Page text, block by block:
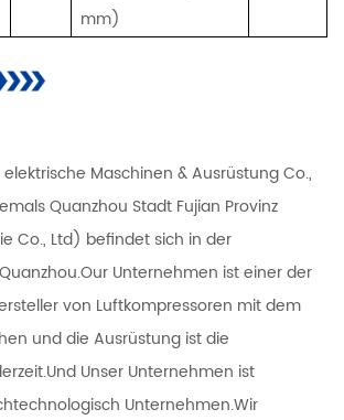
mm)
Maschinen & Ausrüstung Co.,
Quanzhou Stadt Fujian Provinz
Co., Ltd) befindet sich in der
Unternehmen ist einer der
von Luftkompressoren mit dem
und die Ausrüstung ist die
Unser Unternehmen ist
Unternehmen.Wir